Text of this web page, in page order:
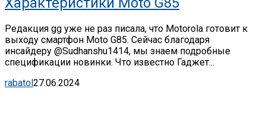
Редакция gg уже не раз писала, что Motorola готовит к
выходу смартфон Moto G85. Сейчас благодаря
инсайдеру @Sudhanshu1414, мы знаем подробные
спецификации новинки. Что известно Гаджет...
rabatol 27.06.2024